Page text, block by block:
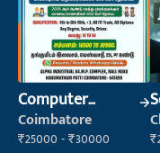
Computer
Operator
Coimbatore
₹25000 - ₹30000